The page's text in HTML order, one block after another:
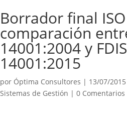
Borrador final
comparación
14001:2004 y
14001:2015
por Óptima Consultores | 13/07/2015
Sistemas de Gestión | 0 Comentarios